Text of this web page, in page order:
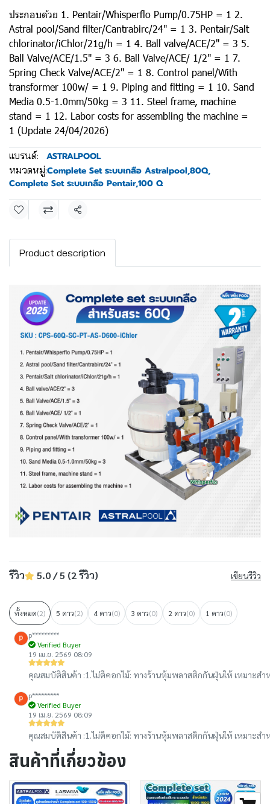
ประกอบด้วย 1. Pentair/Whisperflo Pump/0.75HP = 1 2.
Astral pool/Sand filter/Cantrabirc/24" = 1 3. Pentair/Salt
chlorinator/iChlor/21g/h = 1 4. Ball valve/ACE/2" = 3 5.
Ball Valve/ACE/1.5" = 3 6. Ball Valve/ACE/ 1/2" = 1 7.
Spring Check Valve/ACE/2" = 1 8. Control panel/With
transformer 100w/ = 1 9. Piping and fitting = 1 10. Sand
Media 0.5-1.0mm/50kg = 3 11. Steel frame, machine
stand = 1 12. Labor costs for assembling the machine =
1 (Update 24/04/2026)
แบรนด์: ASTRALPOOL
หมวดหมู่:Complete Set ระบบเกลือ Astralpool,80Q,
Complete Set ระบบเกลือ Pentair,100 Q
แชร์
Product description
รีวิว 5.0 / 5 (2 รีวิว) เขียนรีวิว
ทั้งหมด(2) 5 ดาว(2) 4 ดาว(0) 3 ดาว(0) 2 ดาว(0) 1 ดาว(0)
p*********
Verified Buyer
19 เม.ย. 2569 08:09
คุณสมบัติสินค้า :1.ไม่ตีคอกไม้: ทางร้านหุ้มพลาสติกกันฝุ่นให้ เหมาะส
p*********
Verified Buyer
19 เม.ย. 2569 08:09
คุณสมบัติสินค้า :1.ไม่ตีคอกไม้: ทางร้านหุ้มพลาสติกกันฝุ่นให้ เหมาะส
สินค้าที่เกี่ยวข้อง